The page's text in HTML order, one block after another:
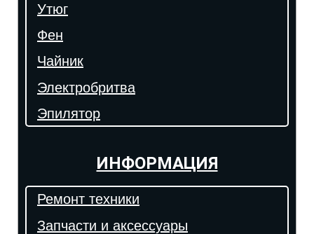
Утюг
Фен
Чайник
Электробритва
Эпилятор
ИНФОРМАЦИЯ
Ремонт техники
Запчасти и аксессуары